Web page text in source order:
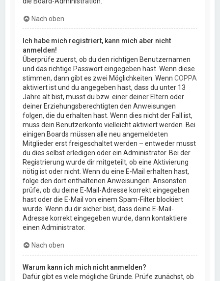
Nach oben
Ich habe mich registriert, kann mich aber nicht
anmelden!
Überprüfe zuerst, ob du den richtigen Benutzernamen
und das richtige Passwort eingegeben hast. Wenn diese
stimmen, dann gibt es zwei Möglichkeiten. WennCOPPA
aktiviert ist und du angegeben hast, dass du unter 13
Jahre alt bist, musst du bzw. einer deiner Eltern oder
deiner Erziehungsberechtigten den Anweisungen
folgen, die du erhalten hast. Wenn dies nicht der Fall ist,
muss dein Benutzerkonto vielleicht aktiviert werden. Bei
einigen Boards müssen alle neu angemeldeten
Mitglieder erst freigeschaltet werden – entweder musst
du dies selbst erledigen oder ein Administrator. Bei der
Registrierung wurde dir mitgeteilt, ob eine Aktivierung
nötig ist oder nicht. Wenn du eine E-Mail erhalten hast,
folge den dort enthaltenen Anweisungen. Ansonsten
prüfe, ob du deine E-Mail-Adresse korrekt eingegeben
hast oder die E-Mail von einem Spam-Filter blockiert
wurde. Wenn du dir sicher bist, dass deine E-Mail-
Adresse korrekt eingegeben wurde, dann kontaktiere
einen Administrator.
Nach oben
Warum kann ich mich nicht anmelden?
Dafür gibt es viele mögliche Gründe. Prüfe zunächst, ob